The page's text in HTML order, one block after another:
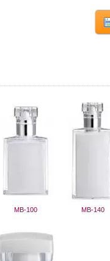
MB-100 MB-140